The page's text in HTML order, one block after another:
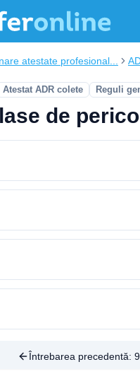
atestate profesional...
Atestat ADR colete Reguli
de
Întrebarea precedentă: